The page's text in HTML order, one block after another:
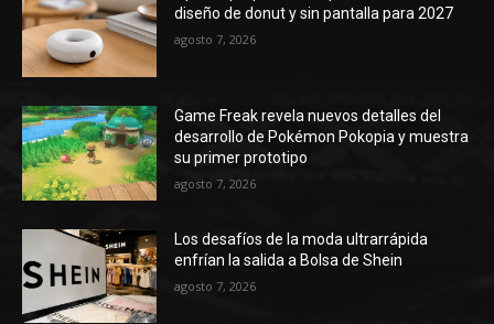
diseño de donut y sin pantalla para 2027
agosto 7, 2026
Game Freak revela nuevos detalles del
desarrollo de Pokémon Pokopia y muestra
su primer prototipo
agosto 7, 2026
Los desafíos de la moda ultrarrápida
enfrían la salida a Bolsa de Shein
agosto 7, 2026